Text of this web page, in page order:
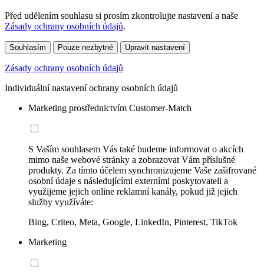
Před udělením souhlasu si prosím zkontrolujte nastavení a naše
Zásady ochrany osobních údajů.
Souhlasím Pouze nezbytné Upravit nastavení
Zásady ochrany osobních údajů
Individuální nastavení ochrany osobních údajů
Marketing prostřednictvím Customer-Match
S Vaším souhlasem Vás také budeme informovat o akcích
mimo naše webové stránky a zobrazovat Vám příslušné
produkty. Za tímto účelem synchronizujeme Vaše zašifrované
osobní údaje s následujícími externími poskytovateli a
využijeme jejich online reklamní kanály, pokud již jejich
služby využíváte:
Bing, Criteo, Meta, Google, LinkedIn, Pinterest, TikTok
Marketing